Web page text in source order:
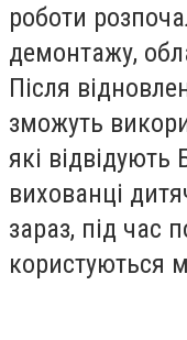
роботи
демонтажу,
Після
зможуть
які відвідують
вихованці
зараз, під час
користуються